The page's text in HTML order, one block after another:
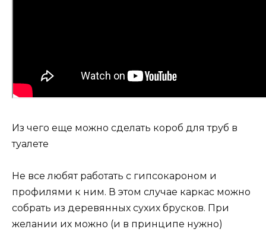
Из чего еще можно сделать короб для труб в
туалете
Не все любят работать с гипсокароном и
профилями к ним. В этом случае каркас можно
собрать из деревянных сухих брусков. При
желании их можно (и в принципе нужно)